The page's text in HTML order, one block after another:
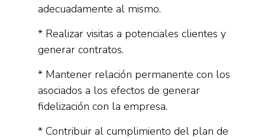
adecuadamente al mismo.
* Realizar visitas a potenciales clientes y
generar contratos.
* Mantener relación permanente con los
asociados a los efectos de generar
fidelización con la empresa.
* Contribuir al cumplimiento del plan de